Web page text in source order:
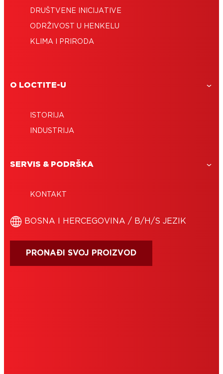
DRUŠTVENE INICIJATIVE
ODRŽIVOST U HENKELU
KLIMA I PRIRODA
O LOCTITE-U
ISTORIJA
INDUSTRIJA
SERVIS & PODRŠKA
KONTAKT
BOSNA I HERCEGOVINA / B/H/S JEZIK
PRONAĐI SVOJ PROIZVOD